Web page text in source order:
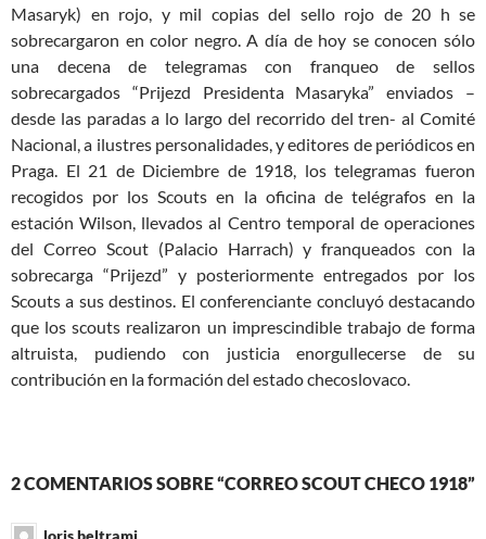
Masaryk) en rojo, y mil copias del sello rojo de 20 h se
sobrecargaron en color negro. A día de hoy se conocen sólo
una decena de telegramas con franqueo de sellos
sobrecargados “Prijezd Presidenta Masaryka” enviados –
desde las paradas a lo largo del recorrido del tren- al Comité
Nacional, a ilustres personalidades, y editores de periódicos en
Praga. El 21 de Diciembre de 1918, los telegramas fueron
recogidos por los Scouts en la oficina de telégrafos en la
estación Wilson, llevados al Centro temporal de operaciones
del Correo Scout (Palacio Harrach) y franqueados con la
sobrecarga “Prijezd” y posteriormente entregados por los
Scouts a sus destinos. El conferenciante concluyó destacando
que los scouts realizaron un imprescindible trabajo de forma
altruista, pudiendo con justicia enorgullecerse de su
contribución en la formación del estado checoslovaco.
2 COMENTARIOS SOBRE “CORREO SCOUT CHECO 1918”
loris beltrami